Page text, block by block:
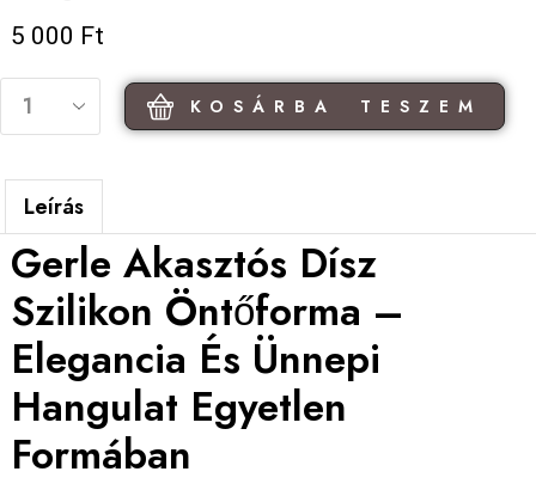
5 000 Ft
KOSÁRBA TESZEM
Leírás
Gerle Akasztós Dísz
Szilikon Öntőforma –
Elegancia És Ünnepi
Hangulat Egyetlen
Formában